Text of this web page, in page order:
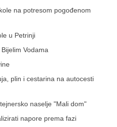
na potresom pogođenom
u Petrinji
Vodama
plin i cestarina na autocesti
naselje "Mali dom"
napore prema fazi